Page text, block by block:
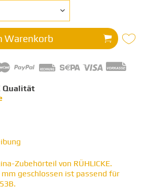
Warenkorb
Qualität
Zubehörteil von RÜHLICKE.
mm geschlossen ist passend für